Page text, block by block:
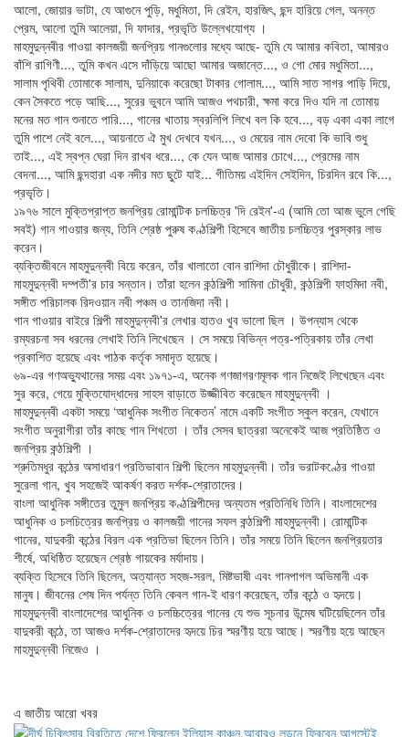
আলো, জোয়ার ভাটা, যে আগুনে পুড়ি, মধুমিতা, দি রেইন, হারজিৎ, ছন্দ হারিয়ে গেল, অনন্ত
প্রেম, আলো তুমি আলেয়া, দি ফাদার, প্রভৃতি উল্লেখযোগ্য ।
মাহমুদুন্নবীর গাওয়া কালজয়ী জনপ্রিয় গানগুলোর মধ্যে আছে- তুমি যে আমার কবিতা, আমারও
বাঁশি রাগিণী..., তুমি কখন এসে দাঁড়িয়ে আছো আমার অজান্তে..., ও গো মোর মধুমিতা...,
সালাম পৃথিবী তোমাকে সালাম, দুনিয়াকে করেছো টাকার গোলাম..., আমি সাত সাগর পাড়ি দিয়ে,
কেন সৈকতে পড়ে আছি..., সুরের ভুবনে আমি আজও পথচারী, ক্ষমা করে দিও যদি না তোমায়
মনের মত গান শুনাতে পারি..., গানের খাতায় স্বরলিপি লিখে বল কি হবে..., বড় একা একা লাগে
তুমি পাশে নেই বলে..., আয়নাতে ঐ মুখ দেখবে যখন..., ও মেয়ের নাম দেবো কি ভাবি শুধু
তাই..., এই স্বপ্ন ঘেরা দিন রাখব ধরে..., কে যেন আজ আমার চোখে..., প্রেমের নাম
বেদনা..., আমি ছন্দহারা এক নদীর মত ছুটে যাই... গীতিময় এইদিন সেইদিন, চিরদিন রবে কি...,
প্রভৃতি।
১৯৭৬ সালে মুক্তিপ্রাপ্ত জনপ্রিয় রোমান্টিক চলচ্চিত্র 'দি রেইন'-এ (আমি তো আজ ভুলে গেছি
সবই) গান গাওয়ার জন্য, তিনি শ্রেষ্ঠ পুরুষ কণ্ঠশিল্পী হিসেবে জাতীয় চলচ্চিত্র পুরস্কার লাভ
করেন।
ব্যক্তিজীবনে মাহমুদুন্নবী বিয়ে করেন, তাঁর খালাতো বোন রাশিদা চৌধুরীকে। রাশিদা-
মাহমুদুন্নবী দম্পতী'র চার সন্তান। তাঁরা হলেন কন্ঠশিল্পী সামিনা চৌধুরী, কন্ঠশিল্পী ফাহমিদা নবী,
সঙ্গীত পরিচালক রিদওয়ান নবী পঞ্চম ও তানজিদা নবী।
গান গাওয়ার বাইরে শিল্পী মাহমুদুন্নবী'র লেখার হাতও খুব ভালো ছিল । উপন্যাস থেকে
রম্যরচনা সব ধরনের লেখাই তিনি লিখেছেন । সে সময়ে বিভিন্ন পত্র-পত্রিকায় তাঁর লেখা
প্রকাশিত হয়েছে এবং পাঠক কর্তৃক সমাদৃত হয়েছে।
৬৯-এর গণঅভ্যুথানের সময় এবং ১৯৭১-এ, অনেক গণজাগরণমূলক গান নিজেই লিখেছেন এবং
সুর করে, গেয়ে মুক্তিযোদ্ধাদের সাহস বাড়াতে উজ্জীবিত করেছেন মাহমুদুন্নবী ।
মাহমুদুন্নবী একটা সময়ে ‘আধুনিক সংগীত নিকেতন’ নামে একটি সংগীত স্কুল করেন, যেখানে
সংগীত অনুরাগীরা তাঁর কাছে গান শিখতো । তাঁর সেসব ছাত্ররা অনেকেই আজ প্রতিষ্ঠিত ও
জনপ্রিয় কন্ঠশিল্পী ।
শ্রুতিমধুর কন্ঠের অসাধারণ প্রতিভাবান শিল্পী ছিলেন মাহমুদুন্নবী। তাঁর ভরাটকণ্ঠের গাওয়া
সুরেলা গান, খুব সহজেই আকর্ষণ করত দর্শক-শ্রোতাদের।
বাংলা আধুনিক সঙ্গীতের তুমুল জনপ্রিয় কণ্ঠশিল্পীদের অন্যতম প্রতিনিধি তিনি। বাংলাদেশের
আধুনিক ও চলচিত্রের জনপ্রিয় ও কালজয়ী গানের সফল কন্ঠশিল্পী মাহমুদুন্নবী। রোমান্টিক
গানের, যাদুকরী কন্ঠের বিরল এক প্রতিভা ছিলেন তিনি। তাঁর সময়ে তিনি ছিলেন জনপ্রিয়তার
শীর্ষে, অধিষ্ঠিত হয়েছেন শ্রেষ্ঠ গায়কের মর্যাদায়।
ব্যক্তি হিসেবে তিনি ছিলেন, অত্যান্ত সহজ-সরল, মিষ্টভাষী এবং গানপাগল অভিমানী এক
মানুষ। জীবনের শেষ দিন পর্যন্ত তিনি কেবল গান-ই ধারণ করেছেন, তাঁর কন্ঠে ও হৃদয়ে।
মাহমুদুন্নবী বাংলাদেশের আধুনিক ও চলচ্চিত্রের গানের যে শুভ সূচনার উন্মেষ ঘটিয়েছিলেন তাঁর
যাদুকরী কন্ঠে, তা আজও দর্শক-শ্রোতাদের হৃদয়ে চির স্মরণীয় হয়ে আছে। স্মরণীয় হয়ে আছেন
মাহমুদুন্নবী নিজেও ।
এ জাতীয় আরো খবর